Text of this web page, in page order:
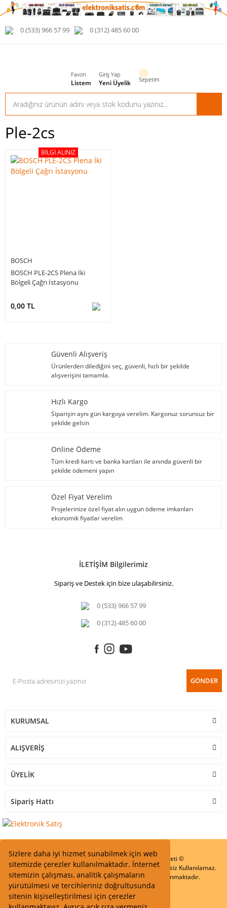
Sizlere daha iyi hizmet sunabilmek için web
sitemizde çerezler kullanılmaktadır. İnternet
sitemizin çalışması, analitik çalışmaların
yürütülmesi ve tercihleriniz doğrultusunda
sitenin kişiselleştirilmesi için çerezler
0 (533) 966 57 99 0 (312) 485 60 00
Favori
Listem
Giriş Yap
Yeni Üyelik Sepetim
Ple-2cs
BILGI ALINIZ
BOSCH
BOSCH PLE-2CS Plena İki
Bölgeli Çağrı İstasyonu
0,00 TL
Güvenli Alışveriş
Ürünlerden dilediğini seç, güvenli, hızlı bir şekilde
alışverişini tamamla.
Hızlı Kargo
Siparişin aynı gün kargoya verelim. Kargonuz sorunsuz bir
şekilde gelsin
Online Ödeme
Tüm kredi kartı ve banka kartları ile anında güvenli bir
şekilde ödemeni yapın
Özel Fiyat Verelim
Projelerinize özel fiyat alın uygun ödeme imkanları
ekonomik fiyatlar verelim
İLETİŞİM Bilgilerimiz
Sipariş ve Destek için bize ulaşabilirsiniz.
0 (533) 966 57 99
0 (312) 485 60 00
GÖNDER
KURUMSAL
ALIŞVERİŞ
ÜYELİK
Sipariş Hattı
Start Elektronik Sanayi ve Ticaret Limited Şirketi ©
Resimler Yazılar ve İçeriklerin Tüm hakları saklıdır ve İzinsiz Kullanılamaz.
Kredi kartı bilgileriniz 256bit SSL Sertifikası ile Korunmaktadır.